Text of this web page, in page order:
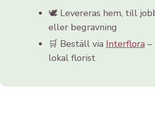
🕊️ Levereras hem, till
eller begravning
🛒 Beställ via Interflora–
lokal florist